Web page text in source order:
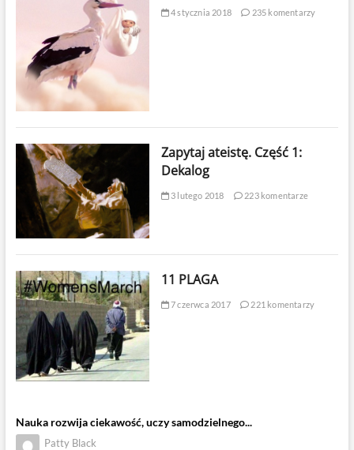
4 stycznia 2018 235 komentarzy
Zapytaj ateistę. Część 1:
Dekalog
3 lutego 2018 223 komentarze
11 PLAGA
7 czerwca 2017 221 komentarzy
Nauka rozwija ciekawość, uczy samodzielnego...
Patty Black